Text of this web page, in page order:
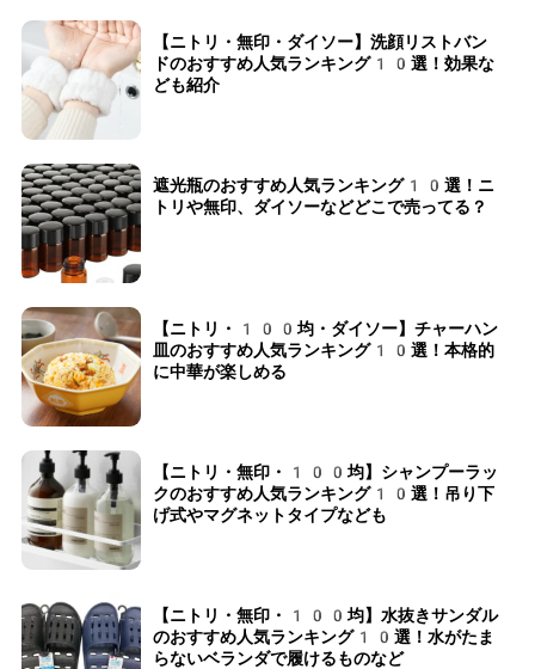
【ニトリ・無印・ダイソー】洗顔リストバン
ドのおすすめ人気ランキング10選！効果な
ども紹介
遮光瓶のおすすめ人気ランキング10選！ニ
トリや無印、ダイソーなどどこで売ってる？
【ニトリ・100均・ダイソー】チャーハン
皿のおすすめ人気ランキング10選！本格的
に中華が楽しめる
【ニトリ・無印・100均】シャンプーラッ
クのおすすめ人気ランキング10選！吊り下
げ式やマグネットタイプなども
【ニトリ・無印・100均】水抜きサンダル
のおすすめ人気ランキング10選！水がたま
らないベランダで履けるものなど